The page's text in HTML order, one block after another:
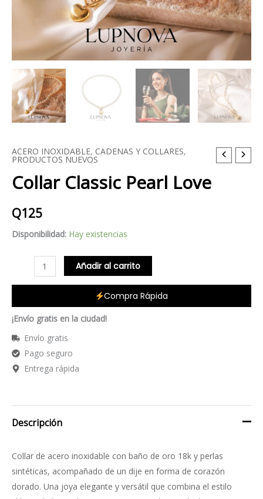
ACERO INOXIDABLE, CADENAS Y COLLARES,
PRODUCTOS NUEVOS
Collar Classic Pearl Love
Q125
Disponibilidad: Hay existencias
Collar
Pearl
cantidad
Añadir al carrito
Compra Rápida
¡Envío gratis en la ciudad!
Envío gratis
Pago seguro
Entrega rápida
Descripción
Collar de acero inoxidable con baño de oro 18k y perlas
sintéticas, acompañado de un dije en forma de corazón
dorado. Una joya elegante y versátil que combina el estilo